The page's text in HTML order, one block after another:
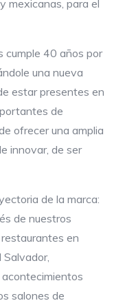
mexicanas, para el
cumple 40 años por
una nueva
estar presentes en
de
ofrecer una amplia
innovar, de ser
de la marca:
de nuestros
en
salones de